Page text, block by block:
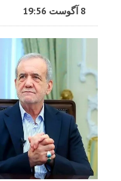
8 آگوست 19:56